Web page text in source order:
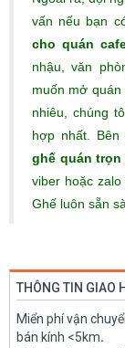
vấn nếu bạn
cho quán
nhậu, văn
muốn mở
nhiêu, chúng
hợp nhất.
ghế quán trọn
viber hoặc zalo
Ghế luôn sẵn
THÔNG TIN GIAO
Miển phí vận
bán kính <5km.